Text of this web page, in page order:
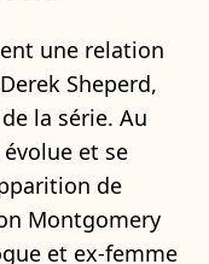
une relation
Sheperd,
la série. Au
et se
de
Montgomery
et ex-femme